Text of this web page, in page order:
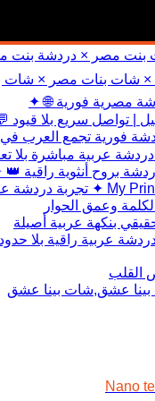
بنت مصر × دردشة بنت
× شات بنات مصر × شات
| تواصل سريع بلا قيود
فورية تجمع العرب
عربية مباشرة بلا
بروح أنثوية راقية
وعمق الحوار
بنكهة عربية أصيلة
عربية راقية بلا
القلب
عشق,شات بينا عشق
Nano